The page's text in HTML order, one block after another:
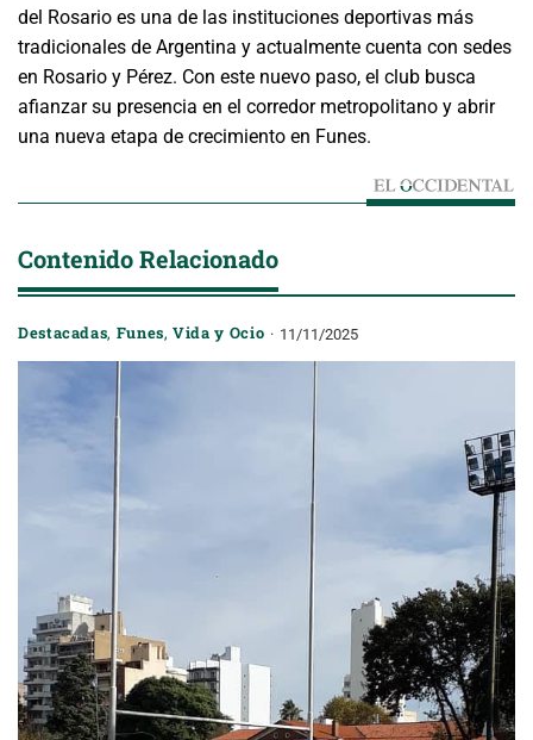
del Rosario es una de las instituciones deportivas más
tradicionales de Argentina y actualmente cuenta con sedes
en Rosario y Pérez. Con este nuevo paso, el club busca
afianzar su presencia en el corredor metropolitano y abrir
una nueva etapa de crecimiento en Funes.
Contenido Relacionado
Destacadas, Funes,Vida y Ocio 11/11/2025